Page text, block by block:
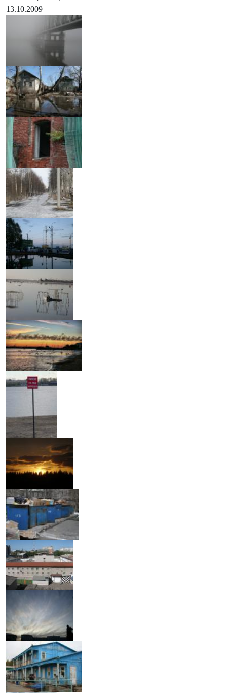
13.10.2009